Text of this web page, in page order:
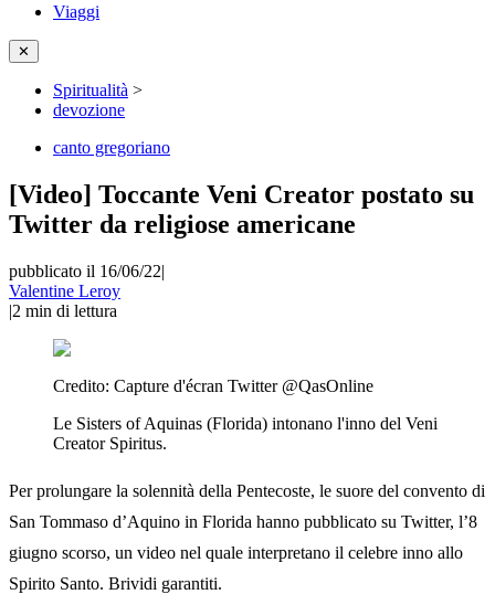
Viaggi
✕
Spiritualità >
devozione
canto gregoriano
[Video] Toccante Veni Creator postato su
Twitter da religiose americane
pubblicato il 16/06/22|
Valentine Leroy
|2 min di lettura
Credito: Capture d'écran Twitter @QasOnline
Le Sisters of Aquinas (Florida) intonano l'inno del Veni
Creator Spiritus.
Per prolungare la solennità della Pentecoste, le suore del convento di
San Tommaso d’Aquino in Florida hanno pubblicato su Twitter, l’8
giugno scorso, un video nel quale interpretano il celebre inno allo
Spirito Santo. Brividi garantiti.